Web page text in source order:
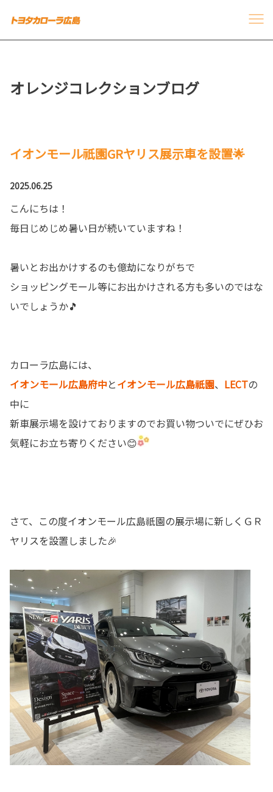
オレンジコレクションブログ
イオンモール祇園GRヤリス展示車を設置🌟
2025.06.25
こんにちは！
毎日じめじめ暑い日が続いていますね！
暑いとお出かけするのも億劫になりがちで
ショッピングモール等にお出かけされる方も多いのではな
いでしょうか🎵
カローラ広島には、
イオンモール広島府中とイオンモール広島祇園、 LECTの
中に
新車展示場を設けておりますのでお買い物ついでにぜひお
気軽にお立ち寄りください😊
さて、この度イオンモール広島祇園の展示場に新しくＧＲ
ヤリスを設置しました🎉